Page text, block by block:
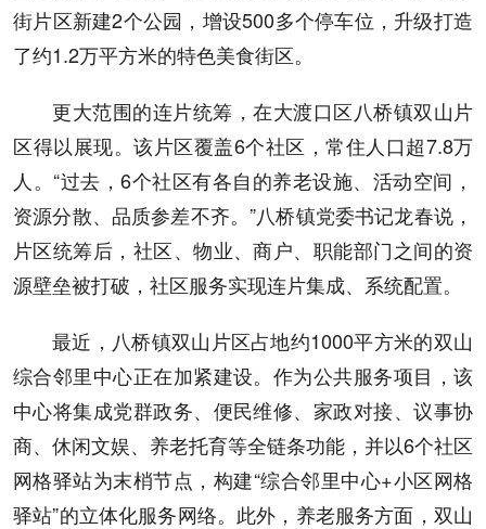
街片区新建2个公园，增设500多个停车位，升级打造
了约1.2万平方米的特色美食街区。
更大范围的连片统筹，在大渡口区八桥镇双山片
区得以展现。该片区覆盖6个社区，常住人口超7.8万
人。“过去，6个社区有各自的养老设施、活动空间，
资源分散、品质参差不齐。”八桥镇党委书记龙春说，
片区统筹后，社区、物业、商户、职能部门之间的资
源壁垒被打破，社区服务实现连片集成、系统配置。
最近，八桥镇双山片区占地约1000平方米的双山
综合邻里中心正在加紧建设。作为公共服务项目，该
中心将集成党群政务、便民维修、家政对接、议事协
商、休闲文娱、养老托育等全链条功能，并以6个社区
网格驿站为末梢节点，构建“综合邻里中心+小区网格
驿站”的立体化服务网络。此外，养老服务方面，双山